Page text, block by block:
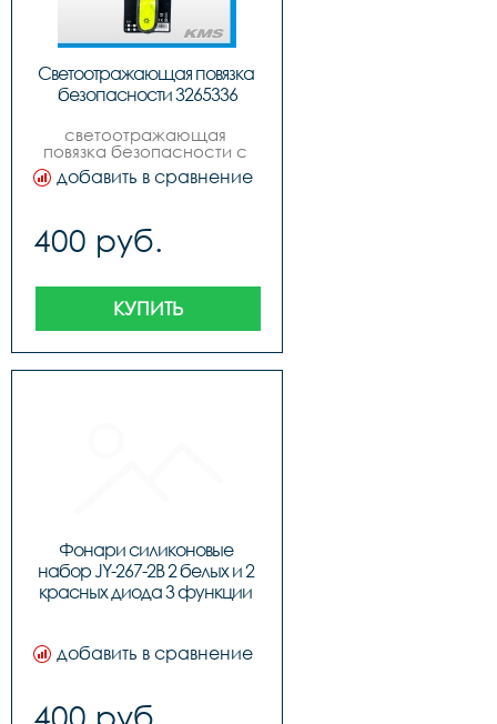
Светоотражающая повязка
безопасности 3265336
светоотражающая
повязка безопасности с
функцией подсветки для
безопасного катания в
добавить в сравнение
400 руб.
КУПИТЬ
Фонари силиконовые
набор JY-267-2B 2 белых и 2
красных диода 3 функции
добавить в сравнение
400 руб.